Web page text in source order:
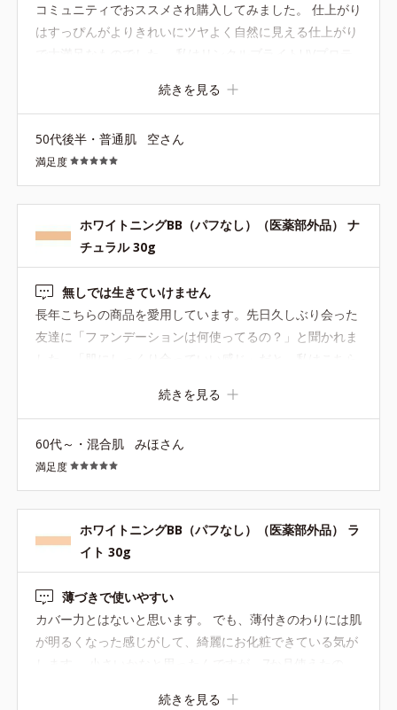
コミュニティでおススメされ購入してみました。 仕上がり
はすっぴんがよりきれいにツヤよく自然に見える仕上がり
で大満足なものでした。 私はリンクルブライトUVプロテ
ーを組み合わせたり、仕上げにルースパウダーやサンスク
は初めてだったので使い方もしっかり知りたいと「オンラ
インカウンセリング」を申し込んでレクチャーを受けまし
た。 ５点置きで指の腹でののばしていく加減、鼻周りの毛
穴が気になることを伝えたらさりげなくカバーするように
小鼻の下から上に向かってつけるなどポイント使いもわか
りやすく教えてもらえてよかったです。
続きを見る
50代後半・普通肌 空さん
満足度
ホワイトニングBB（パフなし）（医薬部外品） ナ
チュラル 30g
無しでは生きていけません
長年こちらの商品を愛用しています。先日久しぶり会った
友達に「ファンデーションは何使ってるの？」と聞かれま
した。「肌にしっくり合っていい感じ」だと。私はこちら
のままで過ごし、外出する時は薄ーくファンデーションを
気に入っています。 もちろんオルビスの商品で長年使って
いることを伝えました！
続きを見る
60代～・混合肌 みほさん
満足度
ホワイトニングBB（パフなし）（医薬部外品） ラ
イト 30g
薄づきで使いやすい
カバー力とはないと思います。 でも、薄付きのわりには肌
が明るくなった感じがして、綺麗にお化粧できている気が
続きを見る